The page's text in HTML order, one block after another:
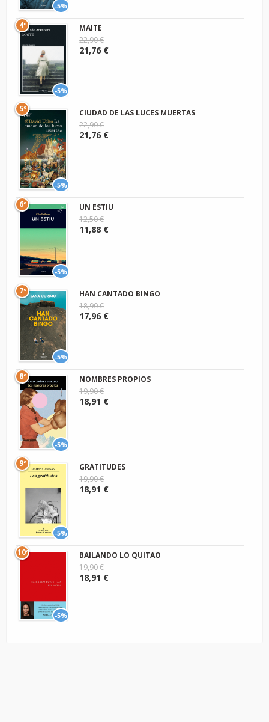
-5%
-5%
4º
MAITE
22,90 €
21,76 €
-5%
5º
CIUDAD DE LAS LUCES MUERTAS
22,90 €
21,76 €
-5%
6º
UN ESTIU
12,50 €
11,88 €
-5%
7º
HAN CANTADO BINGO
18,90 €
17,96 €
-5%
8º
NOMBRES PROPIOS
19,90 €
18,91 €
-5%
9º
GRATITUDES
19,90 €
18,91 €
-5%
10º
BAILANDO LO QUITAO
19,90 €
18,91 €